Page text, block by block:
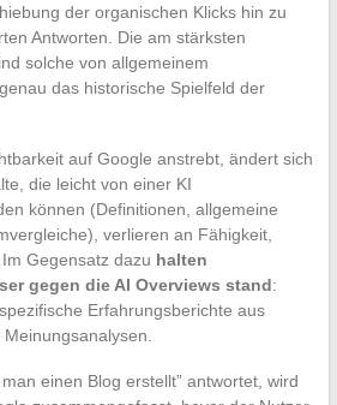
der organischen Klicks hin zu
Antworten. Die am stärksten
solche von allgemeinem
das historische Spielfeld der
auf Google anstrebt, ändert sich
die leicht von einer KI
können (Definitionen, allgemeine
verlieren an Fähigkeit,
Gegensatz dazu halten
gegen die AI Overviews stand:
Erfahrungsberichte aus
einen Blog erstellt” antwortet, wird